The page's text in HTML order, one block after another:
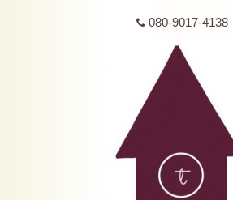
080-9017-4138